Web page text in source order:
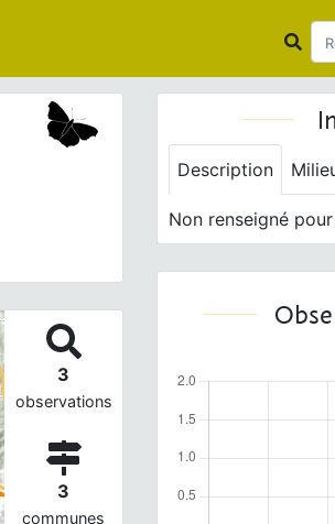
3
observations
3
communes
Description
Non renseigné